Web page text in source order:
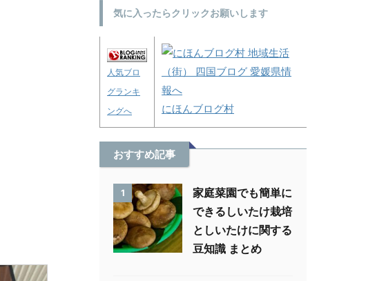
気に入ったらクリックお願いします
人気ブロ
グランキ
ングへ
にほんブログ村
おすすめ記事
1
家庭菜園でも簡単に
できるしいたけ栽培
としいたけに関する
豆知識 まとめ